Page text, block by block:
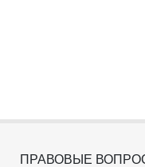
ПРАВОВЫЕ